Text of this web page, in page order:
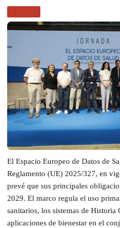
El Espacio Europeo de Datos de
Reglamento (UE) 2025/327, en
prevé que sus principales
2029. El marco regula el uso
sanitarios, los sistemas de
aplicaciones de bienestar en el